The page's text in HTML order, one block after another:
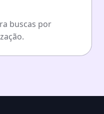
buscas por